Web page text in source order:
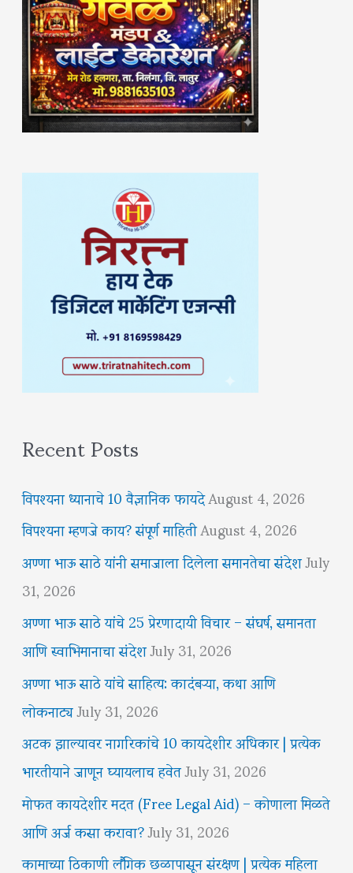
Recent Posts
विपश्यना ध्यानाचे 10 वैज्ञानिक फायदेAugust 4, 2026
विपश्यना म्हणजे काय? संपूर्ण माहितीAugust 4, 2026
अण्णा भाऊ साठे यांनी समाजाला दिलेला समानतेचा संदेशJuly
31, 2026
अण्णा भाऊ साठे यांचे 25 प्रेरणादायी विचार – संघर्ष, समानता
आणि स्वाभिमानाचा संदेशJuly 31, 2026
अण्णा भाऊ साठे यांचे साहित्य: कादंबऱ्या, कथा आणि
लोकनाट्यJuly 31, 2026
अटक झाल्यावर नागरिकांचे 10 कायदेशीर अधिकार | प्रत्येक
भारतीयाने जाणून घ्यायलाच हवेतJuly 31, 2026
मोफत कायदेशीर मदत (Free Legal Aid) – कोणाला मिळते
आणि अर्ज कसा करावा?July 31, 2026
कामाच्या ठिकाणी लैंगिक छळापासून संरक्षण | प्रत्येक महिला